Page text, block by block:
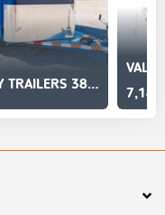
VALLEY TRAILERS 3820
7,189